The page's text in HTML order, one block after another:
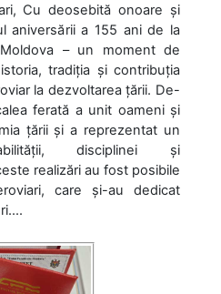
Cu deosebită onoare și
aniversării a 155 ani de la
– un moment de
tradiția și contribuția
la dezvoltarea țării. De-
ferată a unit oameni și
țării și a reprezentat un
disciplinei și
realizări au fost posibile
care și-au dedicat